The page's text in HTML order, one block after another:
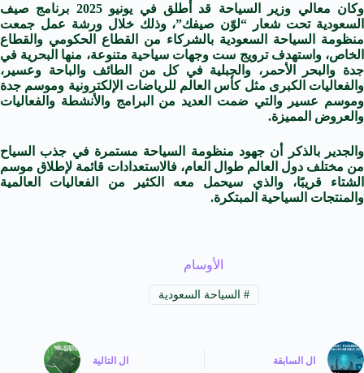
وكان معالي وزير السياحة قد أطلق في يونيو 2025 برنامج صيف
السعودية تحت شعار “لوّن صيفك”، وذلك خلال ورشة عمل جمعت
منظومة السياحة السعودية بالشركاء من القطاع الحكومي والقطاع
الخاص، واستهدف ترويج ست وجهات سياحية متنوعة، منها البحرية في
جدة والبحر الأحمر، والجبلية في كل من الطائف والباحة وعسير،
والفعاليات الكبرى مثل كأس العالم للرياضات الإلكترونية وموسم جدة
وموسم عسير والتي ضمت العديد من البرامج والأنشطة والفعاليات
والعروض المميزة.
والجدير بالذكر أن جهود منظومة السياحة مستمرة في جذب السياح
من مختلف دول العالم طوال العام، فالاستعدادات قائمة لإطلاق موسم
الشتاء قريبًا، والذي سيحمل معه الكثير من الفعاليات العالمية
والمنتجات السياحية المبتكرة.
الأوسام
# السياحة السعودية
ال السابقة ال التالية